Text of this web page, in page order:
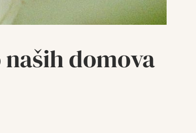
domova